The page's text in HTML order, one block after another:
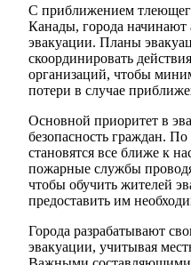
С приближением
Канады, города начинают
эвакуации. Планы
скоординировать
организаций, чтобы
потери в случае
Основной приоритет в
безопасность граждан.
становятся все ближе к
пожарные службы
чтобы обучить жителей
предоставить им
Города разрабатывают
эвакуации, учитывая